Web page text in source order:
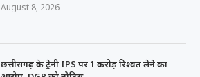
August 8, 2026
छत्तीसगढ़ के ट्रेनी IPS पर 1 करोड़ रिश्वत लेने का